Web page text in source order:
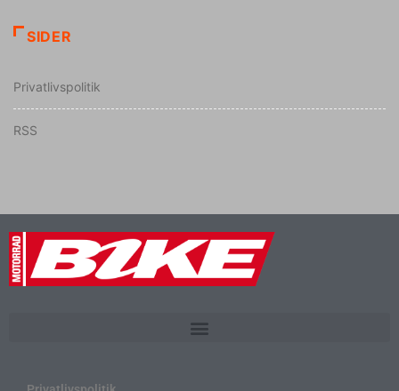
SIDER
Privatlivspolitik
RSS